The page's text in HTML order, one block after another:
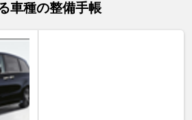
車種の整備手帳